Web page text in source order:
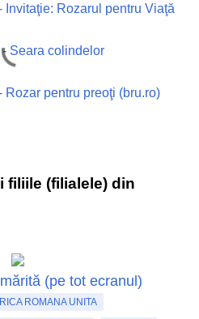
Invitaţie: Rozarul pentru Viaţă
Seara colindelor
Rozar pentru preoţi (bru.ro)
filiile (filialele) din
(pe tot ecranul)
ROMANA UNITA